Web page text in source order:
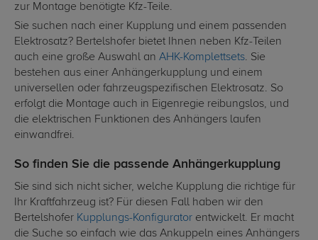
zur Montage benötigte Kfz-Teile.
Sie suchen nach einer Kupplung und einem passenden
Elektrosatz? Bertelshofer bietet Ihnen neben Kfz-Teilen
auch eine große Auswahl an AHK-Komplettsets. Sie
bestehen aus einer Anhängerkupplung und einem
universellen oder fahrzeugspezifischen Elektrosatz. So
erfolgt die Montage auch in Eigenregie reibungslos, und
die elektrischen Funktionen des Anhängers laufen
einwandfrei.
So finden Sie die passende Anhängerkupplung
Sie sind sich nicht sicher, welche Kupplung die richtige für
Ihr Kraftfahrzeug ist? Für diesen Fall haben wir den
Bertelshofer Kupplungs-Konfigurator entwickelt. Er macht
die Suche so einfach wie das Ankuppeln eines Anhängers